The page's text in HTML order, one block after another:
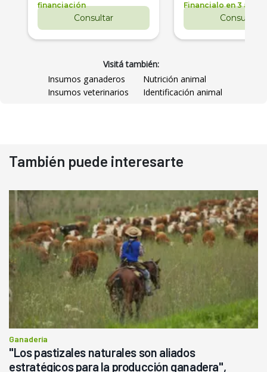
financiación
Consultar
Financialo en 3 años
Consultar
Visitá también:
Insumos ganaderos
Nutrición animal
Insumos veterinarios
Identificación animal
También puede interesarte
Ganadería
"Los pastizales naturales son aliados
estratégicos para la producción ganadera",